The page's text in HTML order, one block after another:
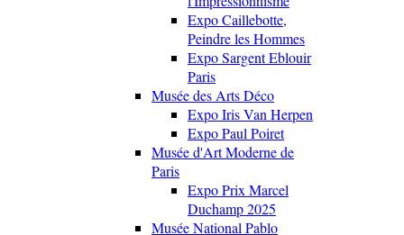
Expo Caillebotte,
Peindre les Hommes
Expo Sargent Eblouir
Paris
Musée des Arts Déco
Expo Iris Van Herpen
Expo Paul Poiret
Musée d'Art Moderne de
Paris
Expo Prix Marcel
Duchamp 2025
Musée National Pablo